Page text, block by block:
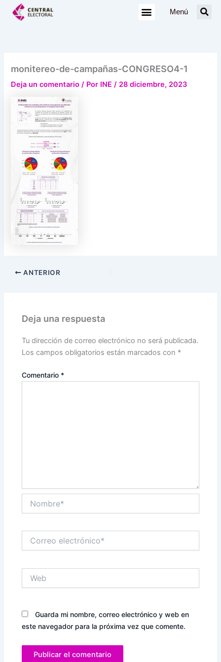
Menú
monitereo-de-campañas-CONGRESO4-1
Deja un comentario / Por INE/ 28 diciembre, 2023
ANTERIOR
Deja una respuesta
Tu dirección de correo electrónico no será publicada.
Los campos obligatorios están marcados con *
Comentario *
electrónico*
Guarda mi nombre, correo electrónico y web en
este navegador para la próxima vez que comente.